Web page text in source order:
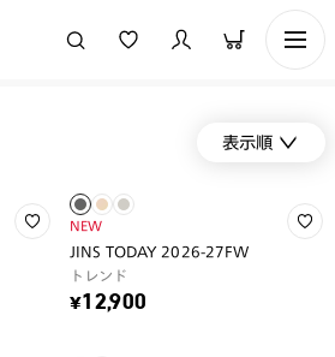
表示順
NEW
JINS TODAY 2026-27FW
トレンド
¥12,900